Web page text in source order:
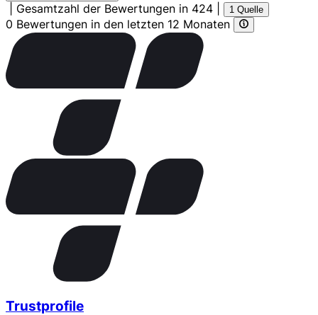
Gesamtzahl der Bewertungen in 424 1 Quelle
0 Bewertungen in den letzten 12 Monaten
Trustprofile